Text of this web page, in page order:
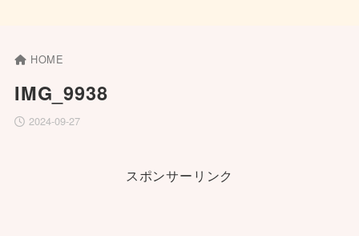
HOME
IMG_9938
2024-09-27
スポンサーリンク